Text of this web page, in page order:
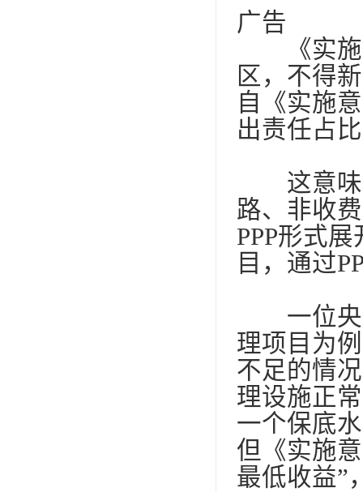
广告
《实施
区，不得
自《实施
出责任占
这意味
路、非收
PPP形式展
目，通过
一位央
理项目为
不足的情
理设施正
一个保底
但《实施
最低收益”